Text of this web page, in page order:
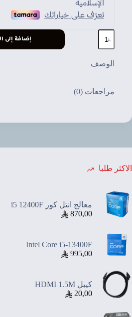
كمية
كيبل
HDMI
1.5M
إضافة إلى
الوصف
مراجعات (0)
الاكثر طلبا
معالج انتل كور i5 12400F
870,00
Intel Core i5-13400F
995,00
كيبل HDMI 1.5M
20,00